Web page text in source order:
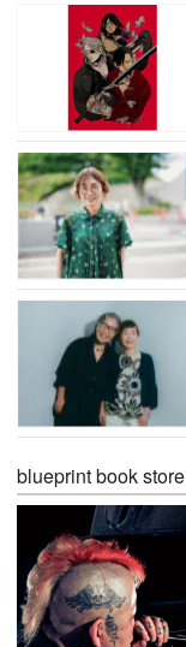
blueprint book store